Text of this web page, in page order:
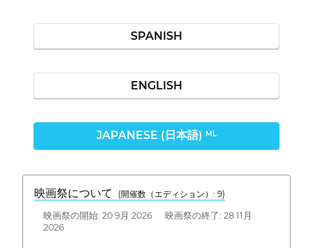
SPANISH
ENGLISH
JAPANESE (日本語) ML
映画祭について (開催数（エディション）: 9)
映画祭の開始: 20 9月 2026 映画祭の終了: 28 11月
2026